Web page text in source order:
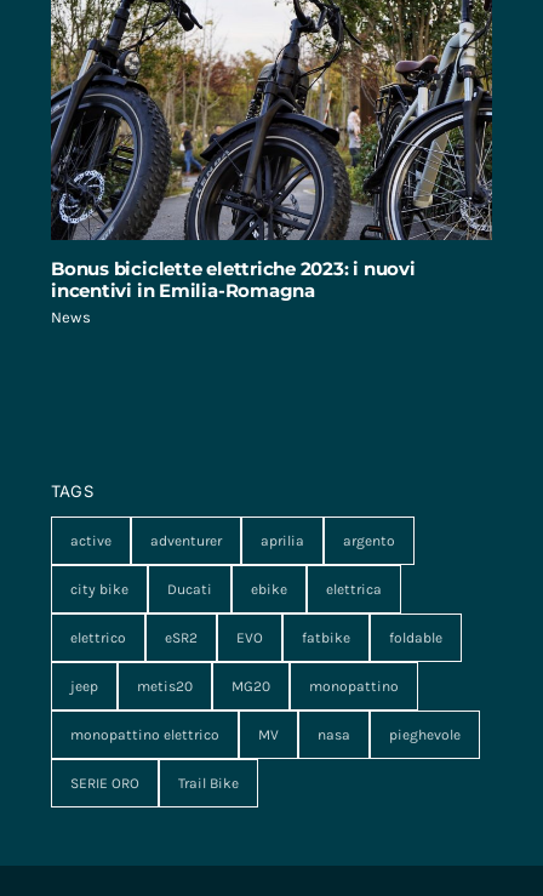
Bonus biciclette elettriche 2023: i nuovi
incentivi in Emilia-Romagna
News
TAGS
active adventurer aprilia argento
city bike Ducati ebike elettrica
elettrico eSR2 EVO fatbike foldable
jeep metis20 MG20 monopattino
monopattino elettrico MV nasa pieghevole
SERIE ORO Trail Bike